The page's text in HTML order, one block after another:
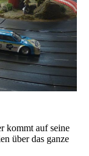
kommt auf seine
über das ganze